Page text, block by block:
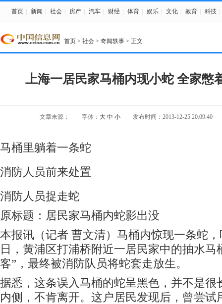
首页 新闻 社会 房产 汽车 财经 体育 娱乐 文化 教育 科技
首页 > 社会 > 奇闻轶事 > 正文
上海一居民家马桶内现小蛇 全家憋
文章来源： 字体： 大 中 小 发布时间：2013-12-25 20:09:40
马桶里躺着一条蛇
消防人员前来处置
消防人员捉走蛇
原标题：居民家马桶内蛇影出没
本报讯（记者 曹文清）马桶内惊现一条蛇
日，黄浦区打浦桥附近一居民家中的抽水马
客”，最终被消防队员将蛇套走放生。
据悉，这条误入马桶的蛇呈黑色，并不是很
内侧，不肯离开。这户居民发现后，曾尝试